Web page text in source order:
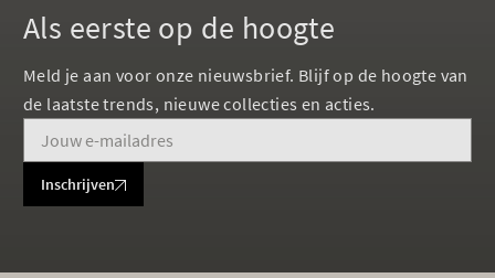
Als eerste op de hoogte
Meld je aan voor onze nieuwsbrief. Blijf op de hoogte van
de laatste trends, nieuwe collecties en acties.
Inschrijven